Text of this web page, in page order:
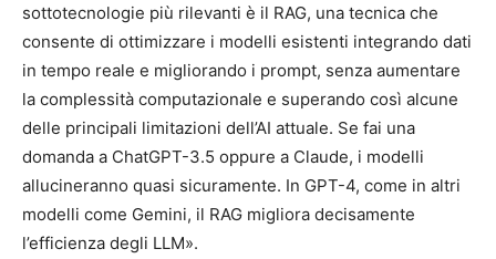
sottotecnologie più rilevanti è il RAG, una tecnica che
consente di ottimizzare i modelli esistenti integrando dati
in tempo reale e migliorando i prompt, senza aumentare
la complessità computazionale e superando così alcune
delle principali limitazioni dell’AI attuale. Se fai una
domanda a ChatGPT-3.5 oppure a Claude, i modelli
allucineranno quasi sicuramente. In GPT-4, come in altri
modelli come Gemini, il RAG migliora decisamente
l’efficienza degli LLM».